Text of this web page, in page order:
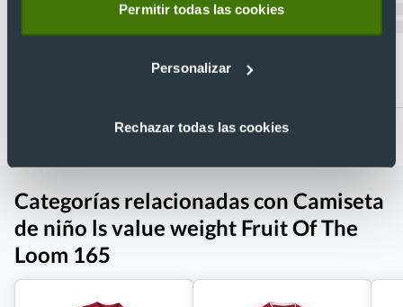
Permitir todas las cookies
Personalizar
Rechazar todas las cookies
Categorías relacionadas con Camiseta
de niño ls value weight Fruit Of The
Loom 165